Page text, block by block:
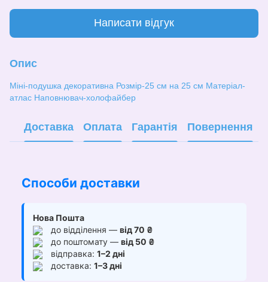
Написати відгук
Опис
Міні-подушка декоративна Розмір-25 см на 25 см Матеріал-
атлас Наповнювач-холофайбер
Доставка Оплата Гарантія Повернення
Способи доставки
Нова Пошта
до відділення — від 70 ₴
до поштомату — від 50 ₴
відправка: 1–2 дні
доставка: 1–3 дні